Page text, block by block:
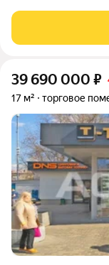
транспортная
39 690 000 ₽
17 м² торговое